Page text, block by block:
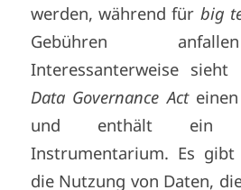
werden, während für big
Gebühren
Interessanterweise sieht
Data Governance Acteinen
und enthält ein
Instrumentarium. Es
die Nutzung von Daten,